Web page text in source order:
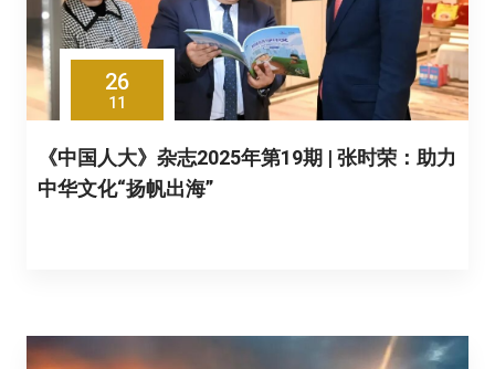
26
11
《中国人大》杂志2025年第19期 | 张时荣：助力
中华文化“扬帆出海”